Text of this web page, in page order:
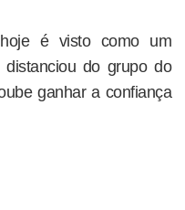
é visto como um
do grupo do
ganhar a confiança